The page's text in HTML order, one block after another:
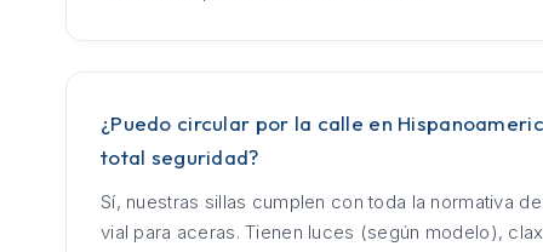
¿Puedo circular por la calle en
total seguridad?
Sí, nuestras sillas cumplen con toda la normativa
vial para aceras. Tienen luces (según modelo),